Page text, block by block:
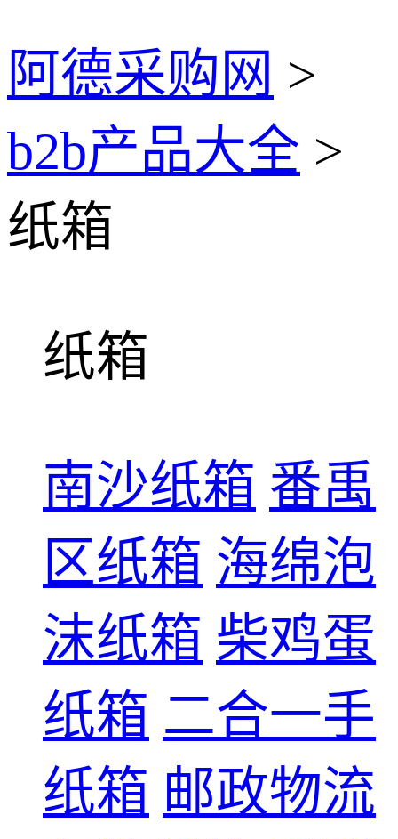
阿德采购网 >
b2b产品大全 >
纸箱
纸箱
南沙纸箱 番禹
区纸箱 海绵泡
沫纸箱 柴鸡蛋
纸箱 二合一手
纸箱 邮政物流